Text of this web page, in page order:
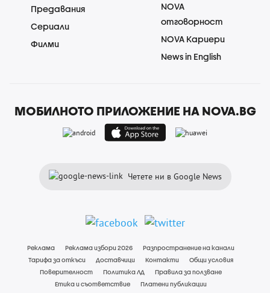
Предавания
Сериали
Филми
NOVA
отговорност
NOVA Кариери
News in English
МОБИЛНОТО ПРИЛОЖЕНИЕ НА NOVA.BG
Четете ни в Google News
Реклама Реклама избори 2026
Разпространение на канали
Тарифа за откъси
Доставчици Контакти
Общи условия
Поверителност
Политика ЛД
Правила за ползване
Етика и съответствие
Платени публикации